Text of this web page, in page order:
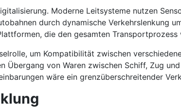
Moderne Leitsysteme nutzen
durch dynamische Verkehrslenkung
die den gesamten
um Kompatibilität zwischen
Übergang von Waren zwischen Schiff, Zug
wäre ein grenzüberschreitender